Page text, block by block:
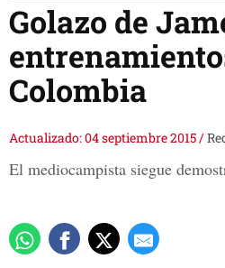
Golazo de
Colombia
Actualizado: 04 septiembre 2015/
El mediocampista siegue